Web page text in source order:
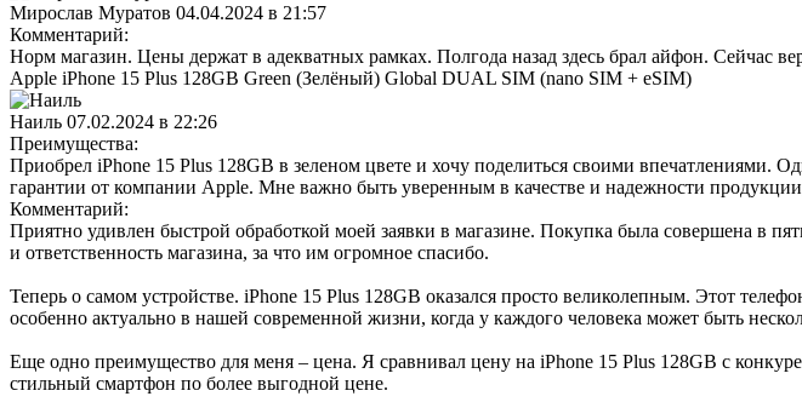
Мирослав Муратов 04.04.2024 в 21:57
Комментарий:
Норм магазин. Цены держат в адекватных рамках. Полгода назад здесь брал айфон. Сейчас
Apple iPhone 15 Plus 128GB Green (Зелёный) Global DUAL SIM (nano SIM + eSIM)
Наиль 07.02.2024 в 22:26
Преимущества:
Приобрел iPhone 15 Plus 128GB в зеленом цвете и хочу поделиться своими
гарантии от компании Apple. Мне важно быть уверенным в качестве и надежности
Комментарий:
Приятно удивлен быстрой обработкой моей заявки в магазине. Покупка была совершена в
и ответственность магазина, за что им огромное спасибо.
Теперь о самом устройстве. iPhone 15 Plus 128GB оказался просто великолепным. Этот
особенно актуально в нашей современной жизни, когда у каждого человека может быть
Еще одно преимущество для меня – цена. Я сравнивал цену на iPhone 15 Plus 128GB с
стильный смартфон по более выгодной цене.